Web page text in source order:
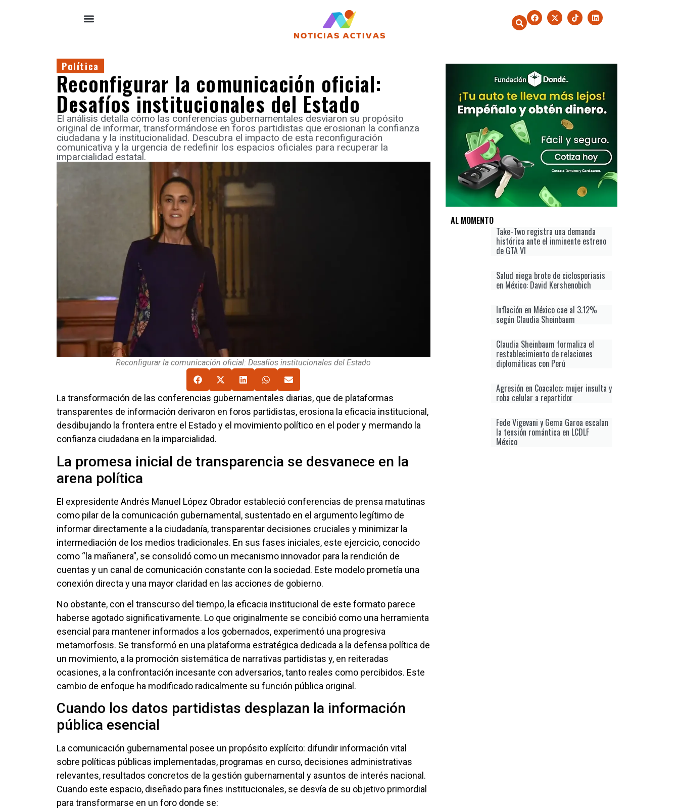
Política
Reconfigurar la comunicación oficial:
Desafíos institucionales del Estado
El análisis detalla cómo las conferencias gubernamentales desviaron su propósito
original de informar, transformándose en foros partidistas que erosionan la confianza
ciudadana y la institucionalidad. Descubra el impacto de esta reconfiguración
comunicativa y la urgencia de redefinir los espacios oficiales para recuperar la
imparcialidad estatal.
Reconfigurar la comunicación oficial: Desafíos institucionales del Estado
La transformación de las conferencias gubernamentales diarias, que de plataformas
transparentes de información derivaron en foros partidistas, erosiona la eficacia institucional,
desdibujando la frontera entre el Estado y el movimiento político en el poder y mermando la
confianza ciudadana en la imparcialidad.
La promesa inicial de transparencia se desvanece en la
arena política
El expresidente Andrés Manuel López Obrador estableció conferencias de prensa matutinas
como pilar de la comunicación gubernamental, sustentado en el argumento legítimo de
informar directamente a la ciudadanía, transparentar decisiones cruciales y minimizar la
intermediación de los medios tradicionales. En sus fases iniciales, este ejercicio, conocido
como “la mañanera”, se consolidó como un mecanismo innovador para la rendición de
cuentas y un canal de comunicación constante con la sociedad. Este modelo prometía una
conexión directa y una mayor claridad en las acciones de gobierno.
No obstante, con el transcurso del tiempo, la eficacia institucional de este formato parece
haberse agotado significativamente. Lo que originalmente se concibió como una herramienta
esencial para mantener informados a los gobernados, experimentó una progresiva
metamorfosis. Se transformó en una plataforma estratégica dedicada a la defensa política de
un movimiento, a la promoción sistemática de narrativas partidistas y, en reiteradas
ocasiones, a la confrontación incesante con adversarios, tanto reales como percibidos. Este
cambio de enfoque ha modificado radicalmente su función pública original.
Cuando los datos partidistas desplazan la información
pública esencial
La comunicación gubernamental posee un propósito explícito: difundir información vital
sobre políticas públicas implementadas, programas en curso, decisiones administrativas
relevantes, resultados concretos de la gestión gubernamental y asuntos de interés nacional.
Cuando este espacio, diseñado para fines institucionales, se desvía de su objetivo primordial
para transformarse en un foro donde se:
AL MOMENTO
Take-Two registra una demanda
histórica ante el inminente estreno
de GTA VI
Salud niega brote de ciclosporiasis
en México: David Kershenobich
Inflación en México cae al 3.12%
según Claudia Sheinbaum
Claudia Sheinbaum formaliza el
restablecimiento de relaciones
diplomáticas con Perú
Agresión en Coacalco: mujer insulta y
roba celular a repartidor
Fede Vigevani y Gema Garoa escalan
la tensión romántica en LCDLF
México